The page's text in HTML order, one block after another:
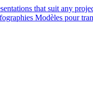
that suit any
Modèles pour